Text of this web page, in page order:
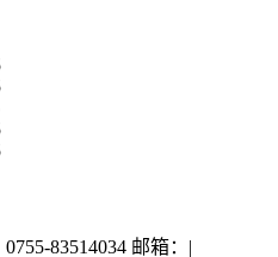
83514034 邮箱： |